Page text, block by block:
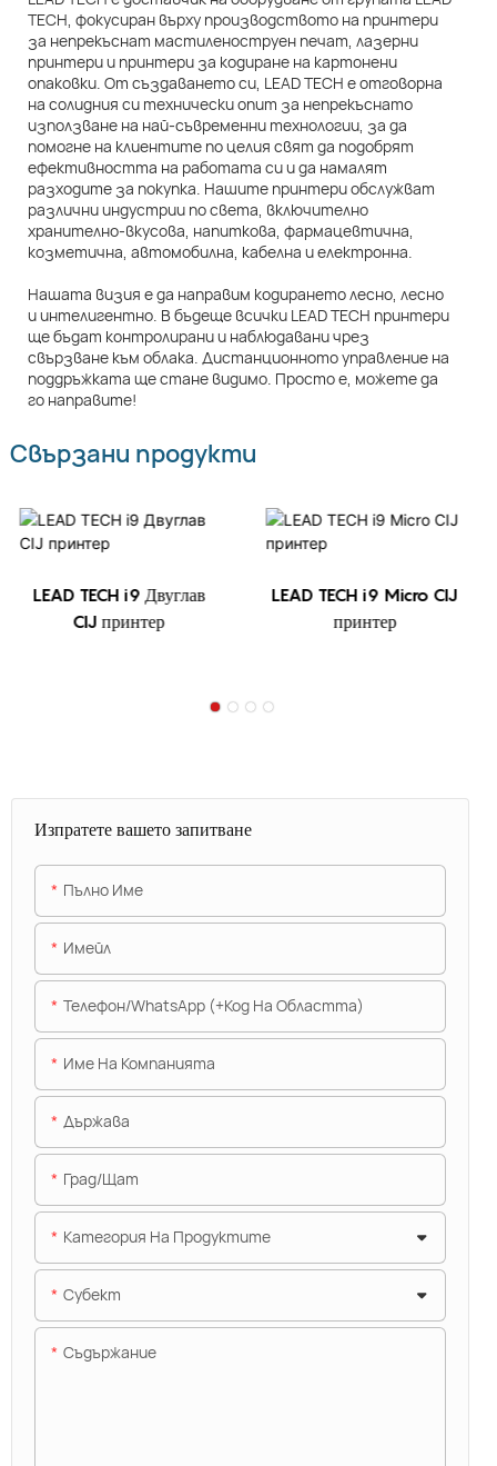
TECH, фокусиран върху производството на принтери
за непрекъснат мастиленоструен печат, лазерни
принтери и принтери за кодиране на картонени
опаковки. От създаването си, LEAD TECH е отговорна
на солидния си технически опит за непрекъснато
използване на най-съвременни технологии, за да
помогне на клиентите по целия свят да подобрят
ефективността на работата си и да намалят
разходите за покупка. Нашите принтери обслужват
различни индустрии по света, включително
хранително-вкусова, напиткова, фармацевтична,
козметична, автомобилна, кабелна и електронна.
Нашата визия е да направим кодирането лесно, лесно
и интелигентно. В бъдеще всички LEAD TECH принтери
ще бъдат контролирани и наблюдавани чрез
свързване към облака. Дистанционното управление на
поддръжката ще стане видимо. Просто е, можете да
го направите!
Свързани продукти
LEAD TECH i9 Двуглав
CIJ принтер
LEAD TECH i9 Micro CIJ
принтер
Изпратете вашето запитване
Пълно Име
Имейл
Телефон/WhatsApp (+Код На Областта)
Име На Компанията
Държава
Град/щат
Категория На Продуктите
Субект
Съдържание